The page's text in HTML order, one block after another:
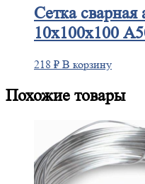
Сеткасварная
10х100х100
218 ₽ В корзину
Похожие товары